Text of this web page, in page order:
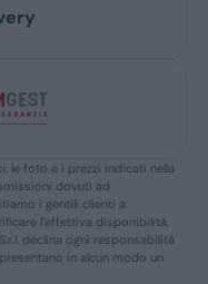
le foto e i prezzi indicati nella
dovuti ad
i gentili clienti a
l’effettiva disponibilità,
declina ogni responsabilità
in alcun modo un